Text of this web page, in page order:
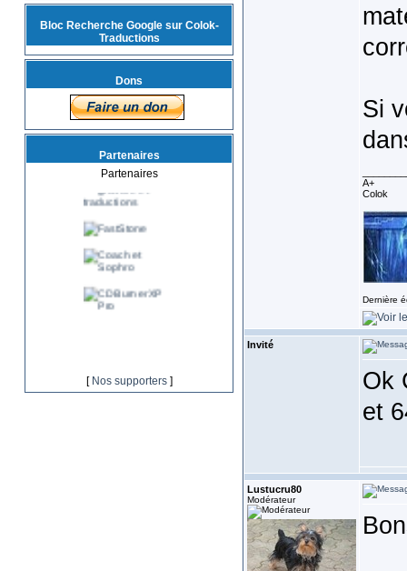
Bloc Recherche Google sur Colok-
Traductions
Dons
Partenaires
Partenaires
[ Nos supporters]
Si
A+
Colok
Dernière
Invité
Ok
et
Lustucru80
Modérateur